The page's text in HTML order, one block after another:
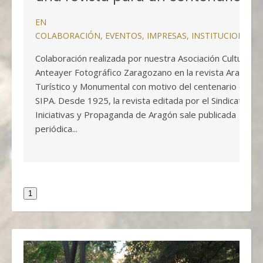
EN
COLABORACIÓN, EVENTOS, IMPRESAS, INSTITUCIONALES
Colaboración realizada por nuestra Asociación Cultural
Anteayer Fotográfico Zaragozano en la revista Aragón
Turístico y Monumental con motivo del centenario del
SIPA. Desde 1925, la revista editada por el Sindicato de
Iniciativas y Propaganda de Aragón sale publicada
periódica...
1